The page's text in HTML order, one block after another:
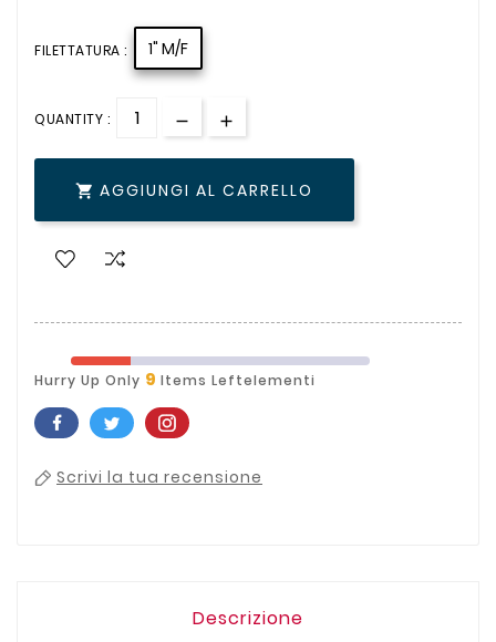
FILETTATURA : 1" M/F
QUANTITY :
 AGGIUNGI AL CARRELLO
Hurry Up Only 9 Items Leftelementi
Scrivi la tua recensione
Descrizione